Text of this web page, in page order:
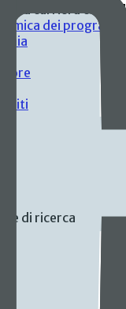
tua carriera con
dei
di ricerca